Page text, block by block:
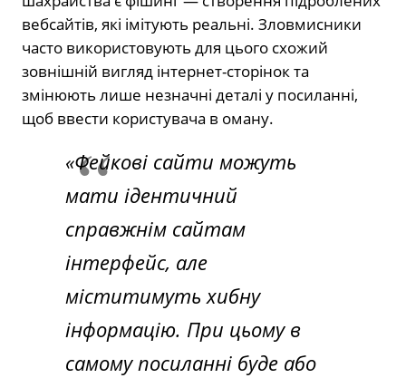
вебсайтів, які імітують реальні. Зловмисники
часто використовують для цього схожий
зовнішній вигляд інтернет-сторінок та
змінюють лише незначні деталі у посиланні,
щоб ввести користувача в оману.
«Фейкові сайти можуть
мати ідентичний
справжнім сайтам
інтерфейс, але
міститимуть хибну
інформацію. При цьому в
самому посиланні буде або